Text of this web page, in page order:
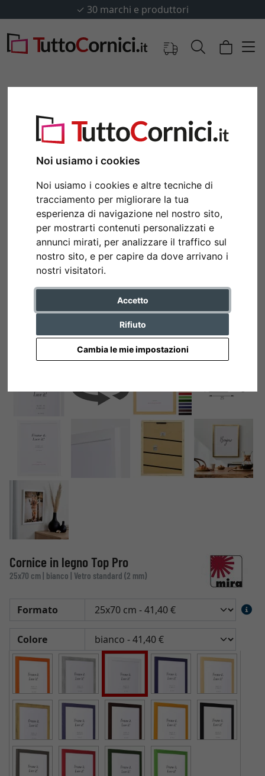
Noi usiamo i cookies
Noi usiamo i cookies e altre tecniche di
tracciamento per migliorare la tua
esperienza di navigazione nel nostro sito,
per mostrarti contenuti personalizzati e
annunci mirati, per analizzare il traffico sul
nostro sito, e per capire da dove arrivano i
nostri visitatori.
Accetto
Rifiuto
Cambia le mie impostazioni
✓ 30 marchi e produttori
Indietro
Cornice in legno Top Pro
25x70 cm | bianco | Vetro standard (2 mm)
Formato
Colore